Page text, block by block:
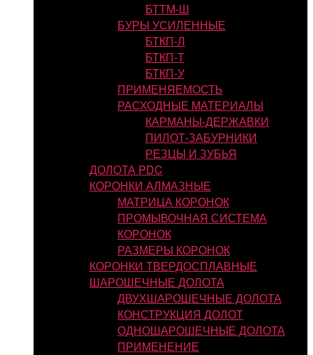
БТТМ-Ш
БУРЫ УСИЛЕННЫЕ
БТКП-Л
БТКП-Т
БТКП-У
ПРИМЕНЯЕМОСТЬ
РАСХОДНЫЕ МАТЕРИАЛЫ
КАРМАНЫ-ДЕРЖАВКИ
ПИЛОТ-ЗАБУРНИКИ
РЕЗЦЫ И ЗУБЬЯ
ДОЛОТА PDC
КОРОНКИ АЛМАЗНЫЕ
МАТРИЦА КОРОНОК
ПРОМЫВОЧНАЯ СИСТЕМА
КОРОНОК
РАЗМЕРЫ КОРОНОК
КОРОНКИ ТВЕРДОСПЛАВНЫЕ
ШАРОШЕЧНЫЕ ДОЛОТА
ДВУХШАРОШЕЧНЫЕ ДОЛОТА
КОНСТРУКЦИЯ ДОЛОТ
ОДНОШАРОШЕЧНЫЕ ДОЛОТА
ПРИМЕНЕНИЕ